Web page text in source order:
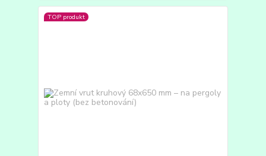
TOP produkt